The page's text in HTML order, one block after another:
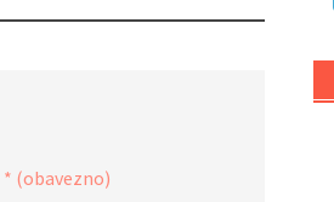
* (obavezno)